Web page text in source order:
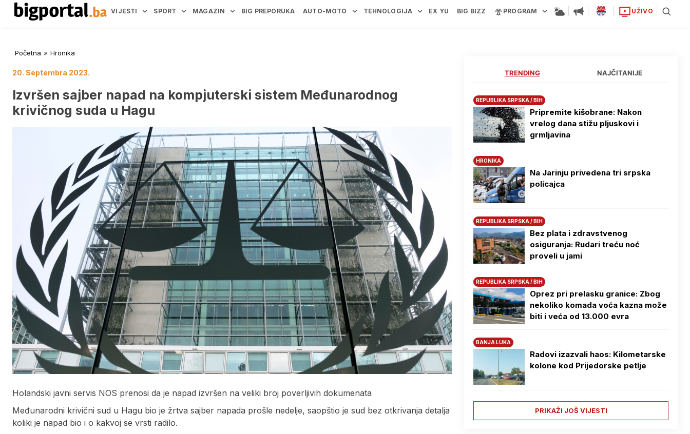
VIJESTI SPORT MAGAZIN BIG PREPORUKA AUTO-MOTO TEHNOLOGIJA EX YU BIG BIZZ PROGRAM UŽIVO
Početna » Hronika
20. Septembra 2023.
Izvršen sajber napad na kompjuterski sistem Međunarodnog
krivičnog suda u Hagu
Holandski javni servis NOS prenosi da je napad izvršen na veliki broj poverljivih dokumenata
Međunarodni krivični sud u Hagu bio je žrtva sajber napada prošle nedelje, saopštio je sud bez otkrivanja detalja
koliki je napad bio i o kakvoj se vrsti radilo.
TRENDING NAJČITANIJE
REPUBLIKA SRPSKA / BIH
Pripremite kišobrane: Nakon
vrelog dana stižu pljuskovi i
grmljavina
HRONIKA
Na Јarinju privedena tri srpska
policajca
REPUBLIKA SRPSKA / BIH
Bez plata i zdravstvenog
osiguranja: Rudari treću noć
proveli u jami
REPUBLIKA SRPSKA / BIH
Oprez pri prelasku granice: Zbog
nekoliko komada voća kazna može
biti i veća od 13.000 evra
BANJA LUKA
Radovi izazvali haos: Kilometarske
kolone kod Prijedorske petlje
PRIKAŽI JOŠ VIJESTI